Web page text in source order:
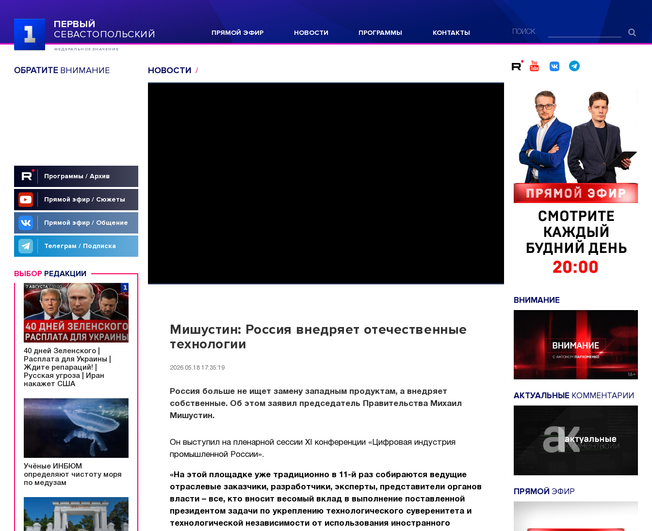
ПЕРВЫЙ
СЕВАСТОПОЛЬСКИЙ
ФЕДЕРАЛЬНОЕ ЗНАЧЕНИЕ
ПРЯМОЙ ЭФИР НОВОСТИ ПРОГРАММЫ КОНТАКТЫ ПОИСК
ОБРАТИТЕВНИМАНИЕ
Программы / Архив
Прямой эфир / Сюжеты
Прямой эфир / Общение
Телеграм / Подписка
ВЫБОР РЕДАКЦИИ
40 дней Зеленского |
Расплата для Украины |
Ждите репараций! |
Русская угроза | Иран
накажет США
Учёные ИНБЮМ
определяют чистоту моря
по медузам
НОВОСТИ
Мишустин: Россия внедряет отечественные
технологии
2026.05.18 17:35:19
Россия больше не ищет замену западным продуктам, а внедряет
собственные. Об этом заявил председатель Правительства Михаил
Мишустин.
Он выступил на пленарной сессии XI конференции «Цифровая индустрия
промышленной России».
«На этой площадке уже традиционно в 11-й раз собираются ведущие
отраслевые заказчики, разработчики, эксперты, представители органов
власти – все, кто вносит весомый вклад в выполнение поставленной
президентом задачи по укреплению технологического суверенитета и
технологической независимости от использования иностранного
ВНИМАНИЕ
АКТУАЛЬНЫЕ КОММЕНТАРИИ
ПРЯМОЙ ЭФИР